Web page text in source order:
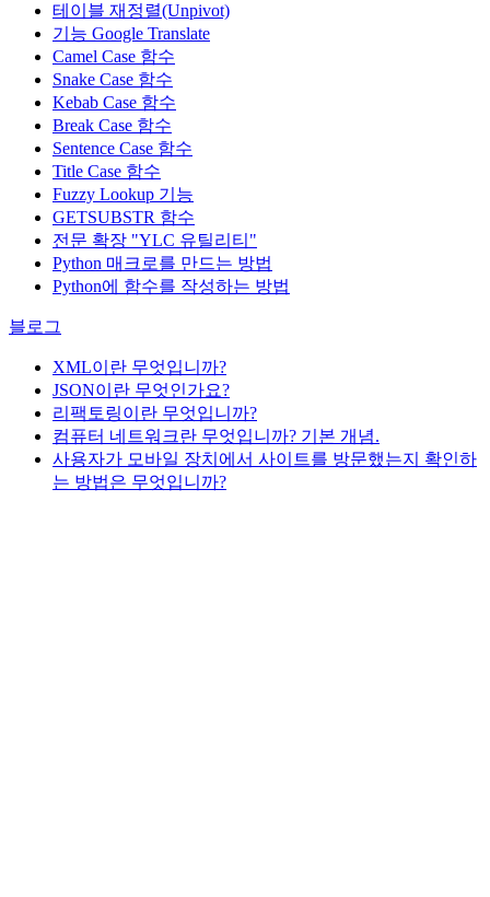
테이블 재정렬(Unpivot)
기능 Google Translate
Camel Case 함수
Snake Case 함수
Kebab Case 함수
Break Case 함수
Sentence Case 함수
Title Case 함수
Fuzzy Lookup 기능
GETSUBSTR 함수
전문 확장 "YLC 유틸리티"
Python 매크로를 만드는 방법
Python에 함수를 작성하는 방법
블로그
XML이란 무엇입니까?
JSON이란 무엇인가요?
리팩토링이란 무엇입니까?
컴퓨터 네트워크란 무엇입니까? 기본 개념.
사용자가 모바일 장치에서 사이트를 방문했는지 확인하
는 방법은 무엇입니까?